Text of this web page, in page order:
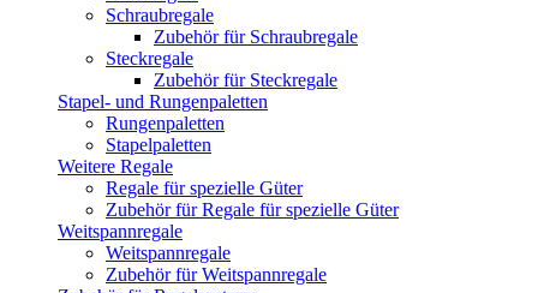
Schraubregale
Zubehör für Schraubregale
Steckregale
Zubehör für Steckregale
Stapel- und Rungenpaletten
Rungenpaletten
Stapelpaletten
Weitere Regale
Regale für spezielle Güter
Zubehör für Regale für spezielle Güter
Weitspannregale
Weitspannregale
Zubehör für Weitspannregale